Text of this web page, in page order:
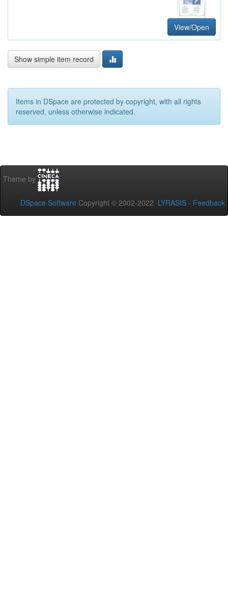
View/Open
Show simple item record
Items in DSpace are protected by copyright, with all rights
reserved, unless otherwise indicated.
Theme by
DSpace Software Copyright © 2002-2022 LYRASIS - Feedback